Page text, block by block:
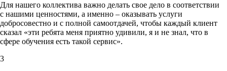
Для нашего коллектива важно делать свое дело в соответствии
с нашими ценностями, а именно – оказывать услуги
добросовестно и с полной самоотдачей, чтобы каждый клиент
сказал «эти ребята меня приятно удивили, я и не знал, что в
сфере обучения есть такой сервис».
3